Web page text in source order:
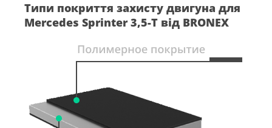
Типи покриття захисту двигуна для
Mercedes Sprinter 3,5-T від BRONEX